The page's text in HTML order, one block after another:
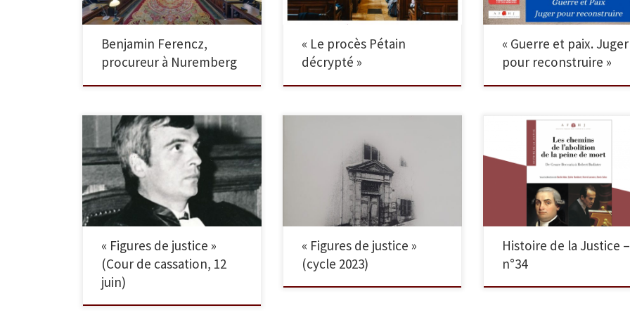
Benjamin Ferencz,
procureur à Nuremberg
« Le procès Pétain
décrypté »
« Guerre et paix. Juger
pour reconstruire »
Conférence - « Le juge Michel,
le courage d’un magistrat »
« Figures de justice »
(Cour de cassation, 12
juin)
Cour de cassation, 15 mai -
Conférence de Denis Salas
« Figures de justice »
(cycle 2023)
Nouveau numéro de la revue
Histoire de la Justice –
n°34